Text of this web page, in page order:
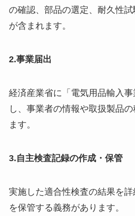
の確認、部品の選定、耐久性
が含まれます。
2.事業届出
経済産業省に「電気用品輸入
し、事業者の情報や取扱製品
ます。
3.自主検査記録の作成・保管
実施した適合性検査の結果を
を保管する義務があります。